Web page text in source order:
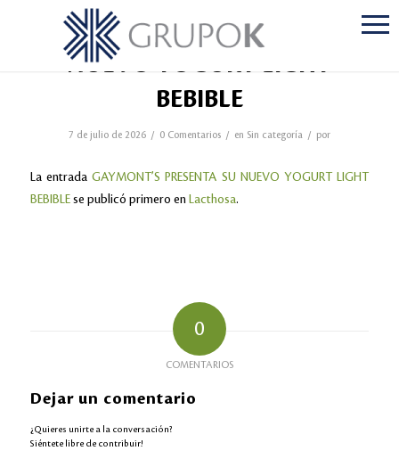
GAYMONT’S PRESENTA SU
NUEVO YOGURT LIGHT
BEBIBLE
7 de julio de 2026 / 0 Comentarios / en Sin categoría / por
La entradaGAYMONT’S PRESENTA SU NUEVO YOGURT LIGHT
BEBIBLEse publicó primero en Lacthosa.
0
COMENTARIOS
Dejar un comentario
¿Quieres unirte a la conversación?
Siéntete libre de contribuir!